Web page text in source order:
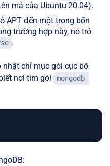
mã của Ubuntu 20.04).
APT đến một trong bốn
trường hợp này, nó trỏ
.
nhật chỉ mục gói cục bộ
nơi tìm gói
mongodb-